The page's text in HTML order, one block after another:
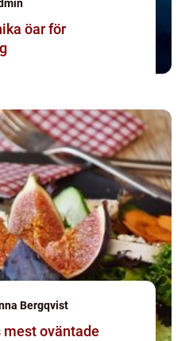
öar för
Bergqvist
mest oväntade